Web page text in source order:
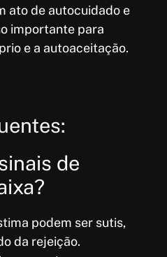
ato de autocuidado e
importante para
e a autoaceitação.
de
podem ser sutis,
da rejeição.